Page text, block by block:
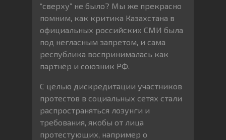
“сверху” не было? Мы же прекрасно
помним, как критика Казахстана в
официальных российских СМИ была
под негласным запретом, и сама
республика воспринималась как
партнёр и союзник РФ.
С целью дискредитации участников
протестов в социальных сетях стали
распространяться лозунги и
требования, якобы от лица
протестующих, например о